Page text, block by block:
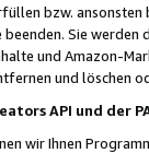
bzw. ansonsten
Sie werden
und Amazon-
und löschen
API und der
wir Ihnen